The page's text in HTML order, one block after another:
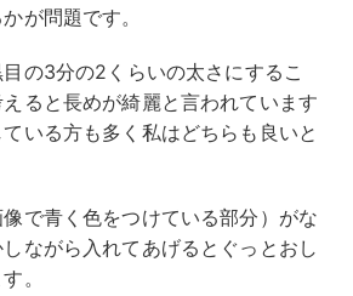
が問題です。
の3分の2くらいの太さにするこ
ると長めが綺麗と言われています
いる方も多く私はどちらも良いと
で青く色をつけている部分）がな
ながら入れてあげるとぐっとおし
。